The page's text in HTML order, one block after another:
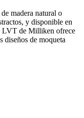
madera natural o
y disponible en
LVT de Milliken ofrece
diseños de moqueta